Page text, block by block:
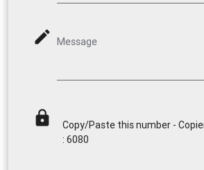
mode_edit Message
lock
Copy/Paste this number -
: 6080